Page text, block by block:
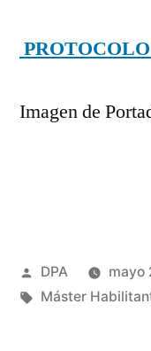
Imagen de
Publicado
por
DPA mayo
Etiquetas:
Máster